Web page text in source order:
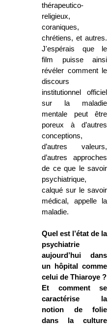
thérapeutico-
religieux,
coraniques,
chrétiens, et autres.
J'espérais que le
film puisse ainsi
révéler comment le
discours
institutionnel officiel
sur la maladie
mentale peut être
poreux à d’autres
conceptions,
d’autres valeurs,
d’autres approches
de ce que le savoir
psychiatrique,
calqué sur le savoir
médical, appelle la
maladie.
Quel est l’état de la
psychiatrie
aujourd’hui dans
un hôpital comme
celui de Thiaroye ?
Et comment se
caractérise la
notion de folie
dans la culture